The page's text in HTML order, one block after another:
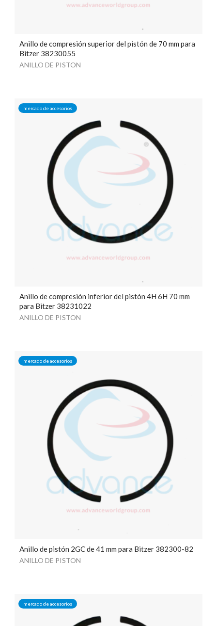
Anillo de compresión superior del pistón de 70 mm para
Bitzer 38230055
ANILLO DE PISTON
mercado de accesorios
Anillo de compresión inferior del pistón 4H 6H 70 mm
para Bitzer 38231022
ANILLO DE PISTON
mercado de accesorios
Anillo de pistón 2GC de 41 mm para Bitzer 382300-82
ANILLO DE PISTON
mercado de accesorios